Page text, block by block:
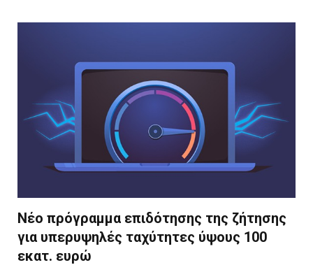
Νέο πρόγραμμα επιδότησης της ζήτησης
για υπερυψηλές ταχύτητες ύψους 100
εκατ. ευρώ